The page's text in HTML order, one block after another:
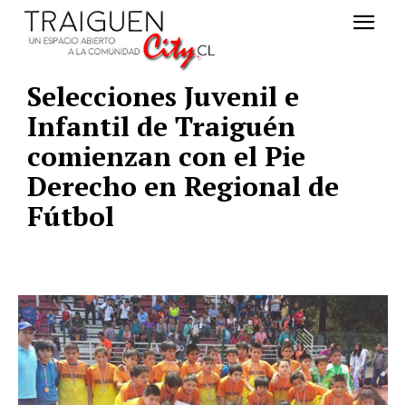
Selecciones Juvenil e
Infantil de Traiguén
comienzan con el Pie
Derecho en Regional de
Fútbol